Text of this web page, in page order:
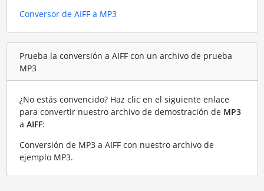
Conversor de AIFF a MP3
Prueba la conversión a AIFF con un archivo de prueba
MP3
¿No estás convencido? Haz clic en el siguiente enlace
para convertir nuestro archivo de demostración de MP3
a AIFF:
Conversión de MP3 a AIFF con nuestro archivo de
ejemplo MP3.